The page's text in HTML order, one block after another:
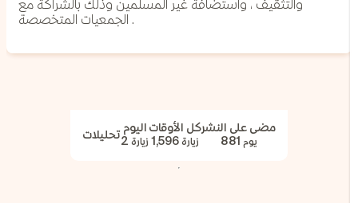
والتثقيف ، واستضافة غير المسلمين وذلك بالشراكة مع
الجمعيات المتخصصة .
تحليلات اليوم
2 زيارة
كل الأوقات
1,596 زيارة
مضى على النشر
881 يوم